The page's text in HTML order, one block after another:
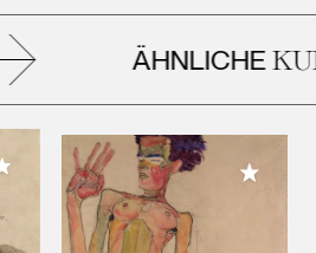
ÄHNLICHE
Meiner Sammlung hinzufügen Meiner